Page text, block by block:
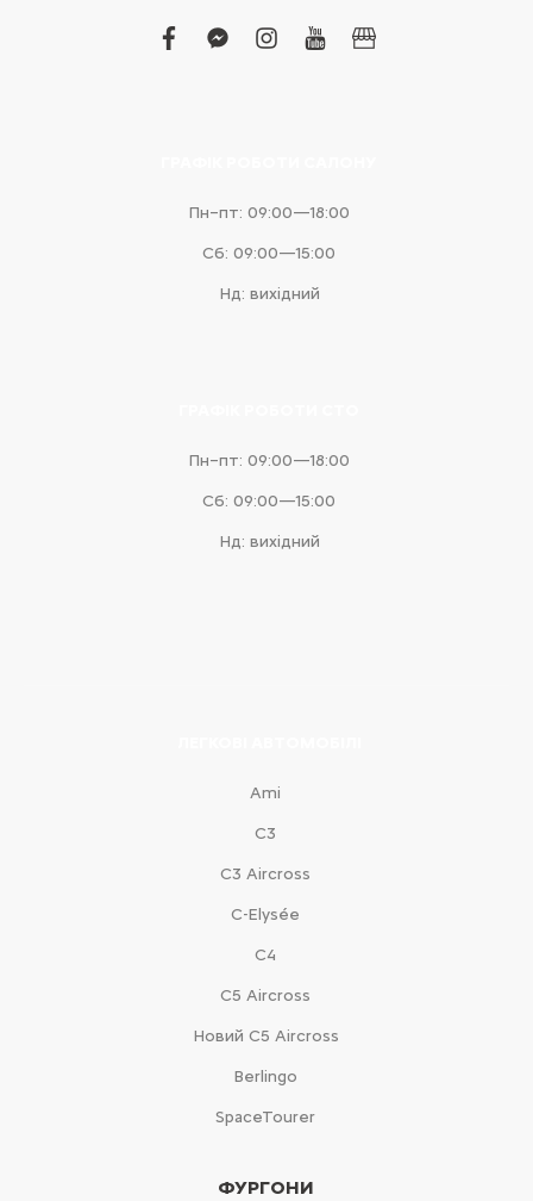
facebook
facebook-
instagram
youtubebusiness
Пн–пт: 09:00—18:00
Сб: 09:00—15:00
Нд: вихідний
Пн–пт: 09:00—18:00
Сб: 09:00—15:00
Нд: вихідний
Ami
С3
С3 Aircross
C-Elysée
С4
С5 Aircross
Новий С5 Aircross
Berlingo
SpaceTourer
ФУРГОНИ